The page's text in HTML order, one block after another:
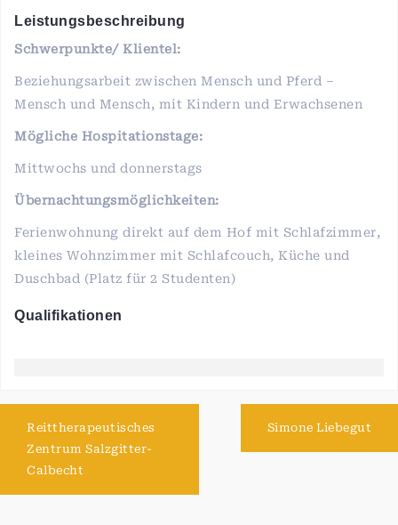
Leistungsbeschreibung
Schwerpunkte/ Klientel:
Beziehungsarbeit zwischen Mensch und Pferd –
Mensch und Mensch, mit Kindern und Erwachsenen
Mögliche Hospitationstage:
Mittwochs und donnerstags
Übernachtungsmöglichkeiten:
Ferienwohnung direkt auf dem Hof mit Schlafzimmer,
kleines Wohnzimmer mit Schlafcouch, Küche und
Duschbad (Platz für 2 Studenten)
Qualifikationen
Reittherapeutisches
Zentrum Salzgitter-
Calbecht
Simone Liebegut